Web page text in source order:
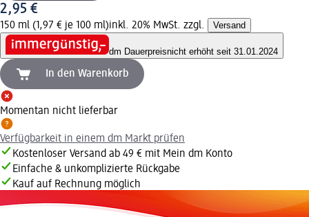
2,95 €
150 ml (1,97 € je 100 ml)inkl. 20% MwSt. zzgl. Versand
dm Dauerpreisnicht erhöht seit 31.01.2024
In den Warenkorb
Momentan nicht lieferbar
Verfügbarkeit in einem dm Markt prüfen
Kostenloser Versand ab 49 € mit Mein dm Konto
Einfache & unkomplizierte Rückgabe
Kauf auf Rechnung möglich